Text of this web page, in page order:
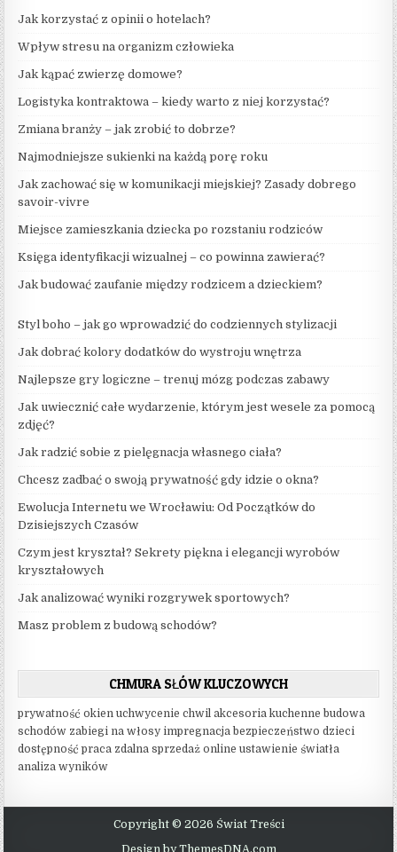
Jak korzystać z opinii o hotelach?
Wpływ stresu na organizm człowieka
Jak kąpać zwierzę domowe?
Logistyka kontraktowa – kiedy warto z niej korzystać?
Zmiana branży – jak zrobić to dobrze?
Najmodniejsze sukienki na każdą porę roku
Jak zachować się w komunikacji miejskiej? Zasady dobrego
savoir-vivre
Miejsce zamieszkania dziecka po rozstaniu rodziców
Księga identyfikacji wizualnej – co powinna zawierać?
Jak budować zaufanie między rodzicem a dzieckiem?
Styl boho – jak go wprowadzić do codziennych stylizacji
Jak dobrać kolory dodatków do wystroju wnętrza
Najlepsze gry logiczne – trenuj mózg podczas zabawy
Jak uwiecznić całe wydarzenie, którym jest wesele za pomocą
zdjęć?
Jak radzić sobie z pielęgnacja własnego ciała?
Chcesz zadbać o swoją prywatność gdy idzie o okna?
Ewolucja Internetu we Wrocławiu: Od Początków do
Dzisiejszych Czasów
Czym jest kryształ? Sekrety piękna i elegancji wyrobów
kryształowych
Jak analizować wyniki rozgrywek sportowych?
Masz problem z budową schodów?
CHMURA SŁÓW KLUCZOWYCH
prywatność okien uchwycenie chwil akcesoria kuchenne budowa
schodów zabiegi na włosy impregnacja bezpieczeństwo dzieci
dostępność praca zdalna sprzedaż online ustawienie światła
analiza wyników
Copyright © 2026 Świat Treści
Design by ThemesDNA.com